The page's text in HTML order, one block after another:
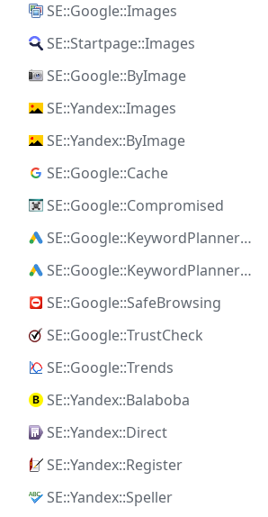
SE::Google::Images
SE::Startpage::Images
SE::Google::ByImage
SE::Yandex::Images
SE::Yandex::ByImage
SE::Google::Cache
SE::Google::Compromised
SE::Google::KeywordPlanner::Ideas
SE::Google::KeywordPlanner::SearchVolume
SE::Google::SafeBrowsing
SE::Google::TrustCheck
SE::Google::Trends
SE::Yandex::Balaboba
SE::Yandex::Direct
SE::Yandex::Register
SE::Yandex::Speller